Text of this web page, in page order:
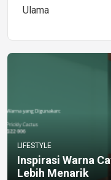
LIFESTYLE
Inspirasi Warna
Lebih Menarik